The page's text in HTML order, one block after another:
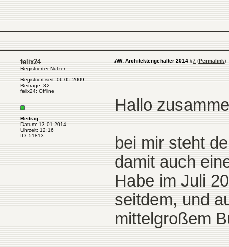
felix24
Registrierter Nutzer
Registriert seit: 06.05.2009
Beiträge: 32
felix24: Offline
Beitrag
Datum: 13.01.2014
Uhrzeit: 12:16
ID: 51813
AW: Architektengehälter 2014 #7 (Permalink)
Hallo
bei mir steht
damit auch
Habe im Juli
seitdem, und
mittelgroßem